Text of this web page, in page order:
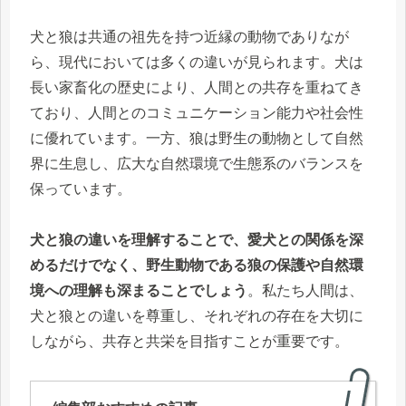
犬と狼は共通の祖先を持つ近縁の動物でありなが
ら、現代においては多くの違いが見られます。犬は
長い家畜化の歴史により、人間との共存を重ねてき
ており、人間とのコミュニケーション能力や社会性
に優れています。一方、狼は野生の動物として自然
界に生息し、広大な自然環境で生態系のバランスを
保っています。
犬と狼の違いを理解することで、愛犬との関係を深
めるだけでなく、野生動物である狼の保護や自然環
境への理解も深まることでしょう 。私たち人間は、
犬と狼との違いを尊重し、それぞれの存在を大切に
しながら、共存と共栄を目指すことが重要です。